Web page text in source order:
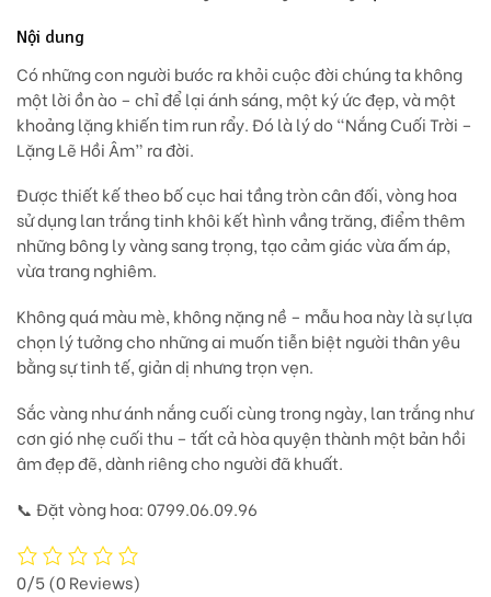
Nội dung
Có những con người bước ra khỏi cuộc đời chúng ta không
một lời ồn ào – chỉ để lại ánh sáng, một ký ức đẹp, và một
khoảng lặng khiến tim run rẩy. Đó là lý do “Nắng Cuối Trời –
Lặng Lẽ Hồi Âm” ra đời.
Được thiết kế theo bố cục hai tầng tròn cân đối, vòng hoa
sử dụnglan trắng tinh khôi kết hình vầng trăng, điểm thêm
nhữngbông ly vàng sang trọng, tạo cảm giác vừa ấm áp,
vừa trang nghiêm.
Không quá màu mè, không nặng nề – mẫu hoa này là sự lựa
chọn lý tưởng cho những ai muốn tiễn biệt người thân yêu
bằng sự tinh tế, giản dị nhưng trọn vẹn.
Sắc vàng như ánh nắng cuối cùng trong ngày, lan trắng như
cơn gió nhẹ cuối thu – tất cả hòa quyện thànhmột bản hồi
âm đẹp đẽ, dành riêng cho người đã khuất.
📞 Đặt vòng hoa: 0799.06.09.96
0/5(0 Reviews)